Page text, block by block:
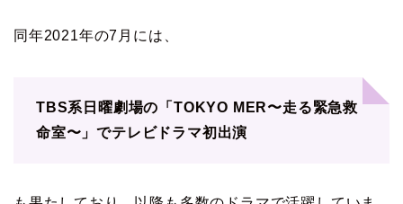
同年2021年の7月には、
TBS系日曜劇場の「TOKYO MER〜走る緊急救
命室〜」でテレビドラマ初出演